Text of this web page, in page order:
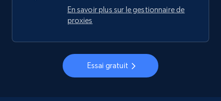
En savoir plus sur le gestionnaire de
proxies
Essai gratuit